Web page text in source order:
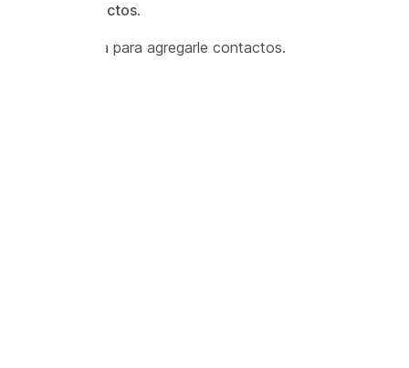
Mis contactos.
una plantilla para agregarle contactos.